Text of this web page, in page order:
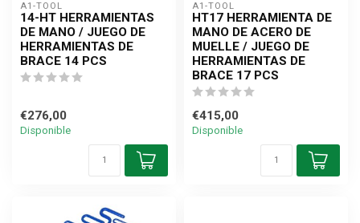
A1-TOOL
14-HT HERRAMIENTAS
DE MANO / JUEGO DE
HERRAMIENTAS DE
BRACE 14 PCS
€276,00
Disponible
A1-TOOL
HT17 HERRAMIENTA DE
MANO DE ACERO DE
MUELLE / JUEGO DE
HERRAMIENTAS DE
BRACE 17 PCS
€415,00
Disponible